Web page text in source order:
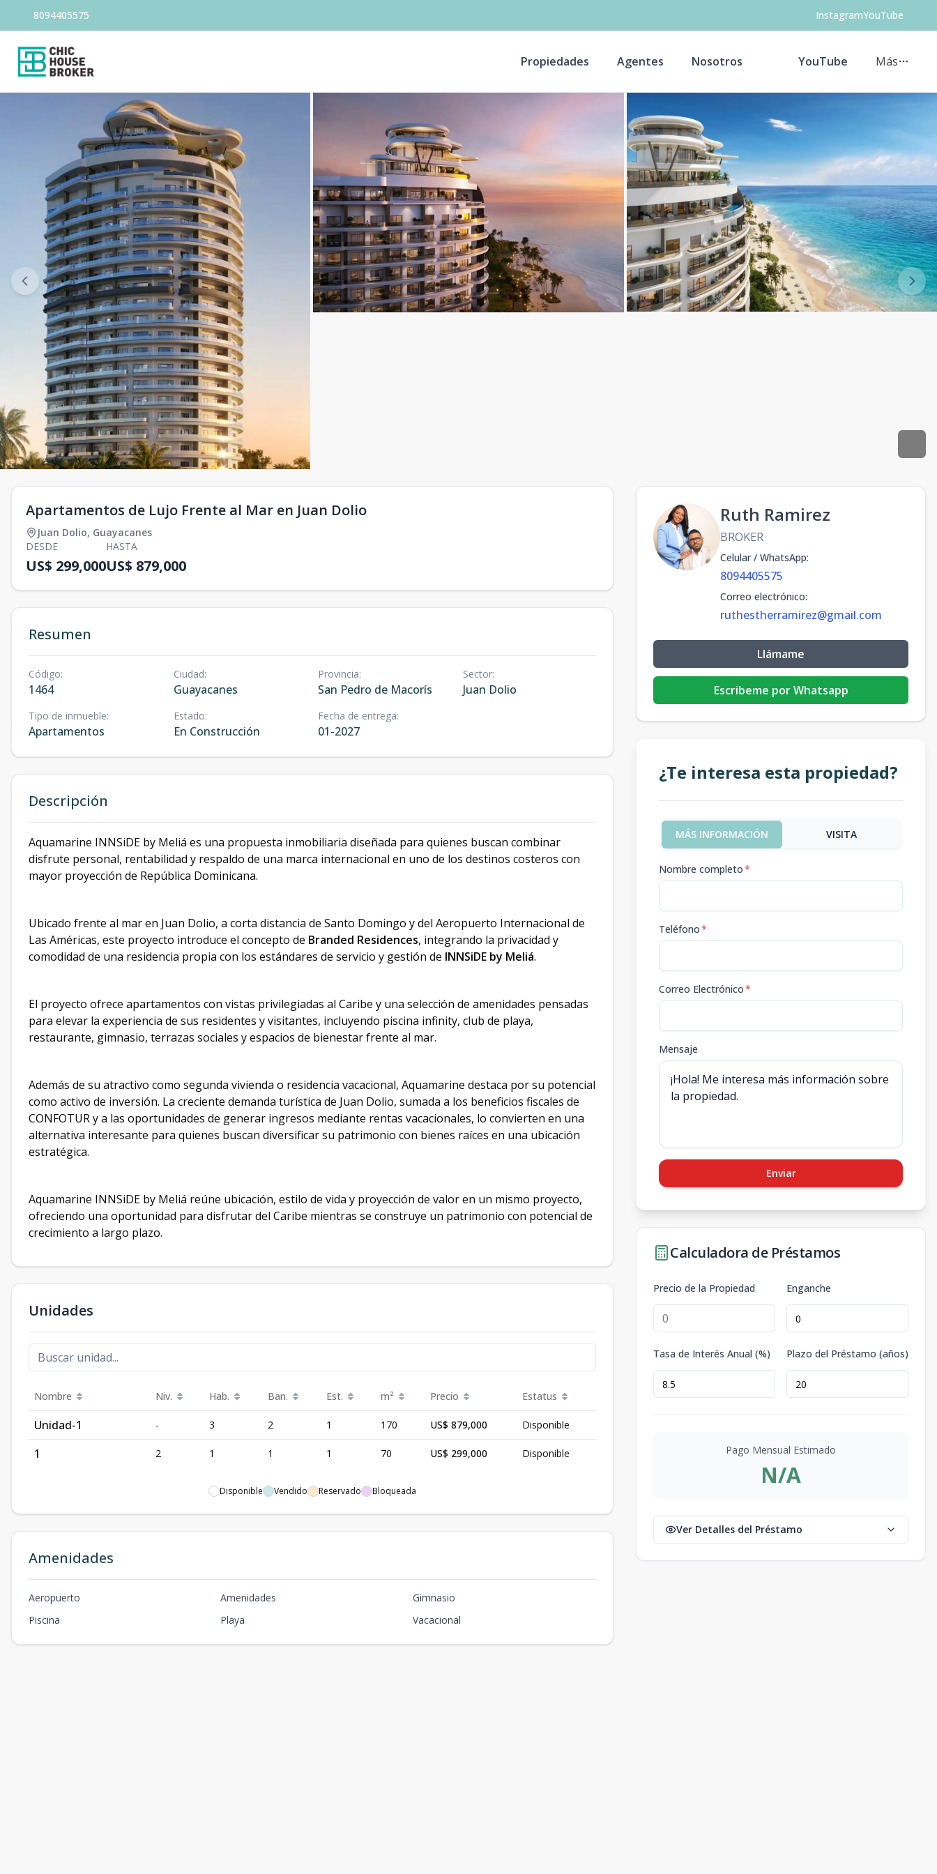
8094405575 InstagramYouTube
Propiedades Agentes Nosotros YouTube Más
Apartamentos de Lujo Frente al Mar en Juan Dolio
Juan Dolio, Guayacanes
DESDE
US$ 299,000
HASTA
US$ 879,000
Resumen
Código:
1464
Ciudad:
Guayacanes
Provincia:
San Pedro de Macorís
Sector:
Juan Dolio
Tipo de inmueble:
Apartamentos
Estado:
En Construcción
Fecha de entrega:
01-2027
Descripción
Aquamarine INNSiDE by Meliá es una propuesta inmobiliaria diseñada para quienes buscan combinar
disfrute personal, rentabilidad y respaldo de una marca internacional en uno de los destinos costeros con
mayor proyección de República Dominicana.
Ubicado frente al mar en Juan Dolio, a corta distancia de Santo Domingo y del Aeropuerto Internacional de
Las Américas, este proyecto introduce el concepto de Branded Residences, integrando la privacidad y
comodidad de una residencia propia con los estándares de servicio y gestión de INNSiDE by Meliá.
El proyecto ofrece apartamentos con vistas privilegiadas al Caribe y una selección de amenidades pensadas
para elevar la experiencia de sus residentes y visitantes, incluyendo piscina infinity, club de playa,
restaurante, gimnasio, terrazas sociales y espacios de bienestar frente al mar.
Además de su atractivo como segunda vivienda o residencia vacacional, Aquamarine destaca por su potencial
como activo de inversión. La creciente demanda turística de Juan Dolio, sumada a los beneficios fiscales de
CONFOTUR y a las oportunidades de generar ingresos mediante rentas vacacionales, lo convierten en una
alternativa interesante para quienes buscan diversificar su patrimonio con bienes raíces en una ubicación
estratégica.
Aquamarine INNSiDE by Meliá reúne ubicación, estilo de vida y proyección de valor en un mismo proyecto,
ofreciendo una oportunidad para disfrutar del Caribe mientras se construye un patrimonio con potencial de
crecimiento a largo plazo.
Unidades
Nombre Niv. Hab. Ban. Est. m² Precio Estatus
Unidad-1 - 3 2 1 170 US$ 879,000 Disponible
1 2 1 1 1 70 US$ 299,000 Disponible
Disponible Vendido Reservado Bloqueada
Amenidades
Aeropuerto Amenidades
Gimnasio
Piscina
Playa Vacacional
Ruth Ramirez
BROKER
Celular / WhatsApp:
8094405575
Correo electrónico:
ruthestherramirez@gmail.com
Llámame
Escribeme por Whatsapp
¿Te interesa esta propiedad?
MÁS INFORMACIÓN VISITA
Nombre completo*
Teléfono*
Correo Electrónico*
Mensaje
Enviar
Calculadora de Préstamos
Precio de la Propiedad Enganche
Tasa de Interés Anual (%) Plazo del Préstamo (años)
Pago Mensual Estimado
N/A
Ver Detalles del Préstamo